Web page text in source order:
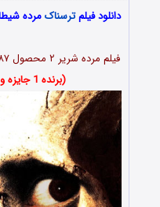
دانلود فیلمترسناک
فیلم مرده شریر ۲ محصول ۱۹۸۷ با کیفیت 1080p & 720p & 480p
(برنده 1 جایزه و کاندیدای 5 جایزه دیگر)